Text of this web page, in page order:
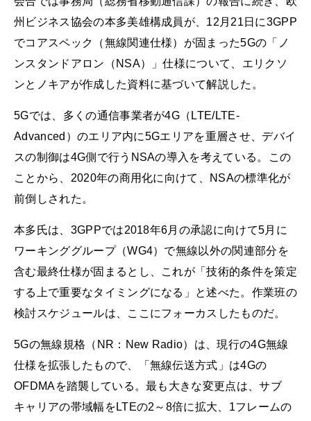
州ビジネス協会の本多美雄構成員が、12月21日に3GPP
でコアスペック（無線関連仕様）が固まった5Gの「ノ
ンスタンドアロン（NSA）」仕様について、エリクソ
ンとノキアが作成した資料に基づいて解説した。
5Gでは、多くの通信事業者が4G（LTE/LTE-
Advanced）のエリア内に5Gエリアを重層させ、デバイ
スの制御は4G側で行うNSAの導入を考えている。この
ことから、2020年の商用化に向けて、NSAの標準化が
前倒しされた。
本多氏は、3GPPでは2018年6月の承認に向けて5月に
ワーキンググループ（WG4）で無線以外の関連部分を
含む最終仕様が固まるとし、これが「技術的条件を策定
する上で重要なタイミングになる」と述べた。作業班の
検討スケジュールは、ここにフォーカスしたものだ。
5Gの無線規格（NR：New Radio）は、現行の4G無線
仕様を拡張したもので、「無線伝送方式」は4Gの
OFDMAを踏襲している。最も大きな変更点は、サブ
キャリアの帯域幅をLTEの2～8倍に拡大、1フレームの